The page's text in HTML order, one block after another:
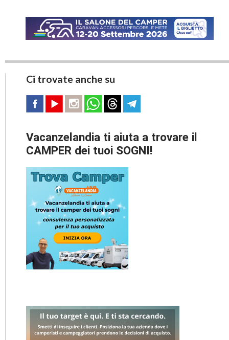
Ci trovate anche su
Vacanzelandia ti aiuta a trovare il
CAMPER dei tuoi SOGNI!